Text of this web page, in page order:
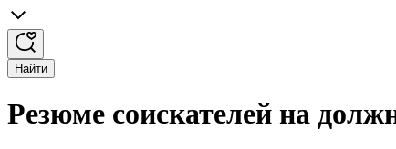
Найти
Резюме соискателей на